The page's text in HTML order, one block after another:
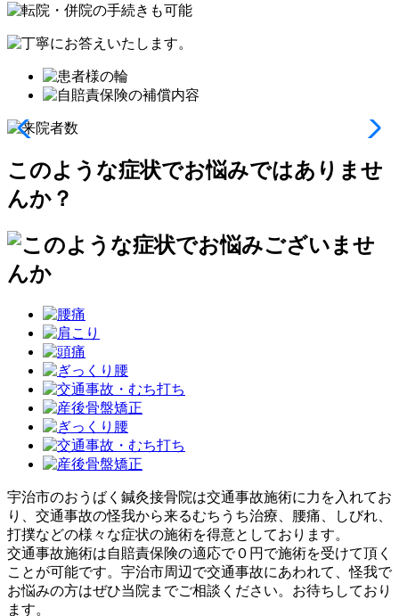
このような症状でお悩みではありませ
んか？
宇治市のおうばく鍼灸接骨院は交通事故施術に力を入れてお
り、交通事故の怪我から来るむちうち治療、腰痛、しびれ、
打撲などの様々な症状の施術を得意としております。
交通事故施術は自賠責保険の適応で０円で施術を受けて頂く
ことが可能です。宇治市周辺で交通事故にあわれて、怪我で
お悩みの方はぜひ当院までご相談ください。お待ちしており
ます。